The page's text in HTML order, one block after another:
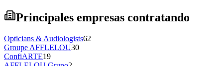
Principales empresas contratando
Opticians & Audiologists62
Groupe AFFLELOU30
ConfiARTE19